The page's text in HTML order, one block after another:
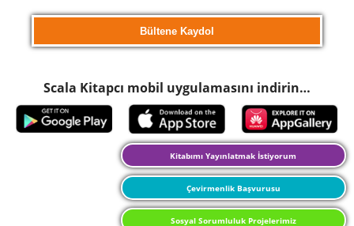
Scala Kitapcı mobil uygulamasını indirin…
Kitabımı Yayınlatmak İstiyorum
Çevirmenlik Başvurusu
Sosyal Sorumluluk Projelerimiz